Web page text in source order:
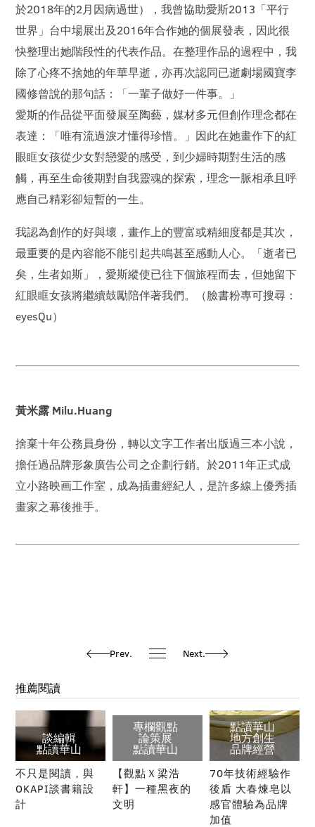
於2018年的2月因病過世），我曾協助愛斯2013「平行
世界」台中場展出及2016年合作她的個展發表，因此很
快整理出她階段性的代表作品。在整理作品的過程中，我
除了心疼不捨她的年華早逝，亦再次認同已逝劇場國寶李
國修曾說的那句話：「一輩子做好一件事。」
愛斯的作品從平面發展至陶藝，媒材多元但創作理念都在
表達：「唯有流過淚才懂得珍惜。」因此在她畫作下的紅
眼眶女孩從少女對戀愛的感受，到少婦時期對生活的感
觸，再至生命後期對自我靈魂的探索，理念一脈相承且呼
應自己精彩卻短暫的一生。
我認為創作的好與壞，畫作上的豐富或精細度都是其次，
最重要的是內容能不能引起共鳴甚至感動人心。「逝者已
矣，生者如斯」，愛斯縱使已往下個旅程而去，但她留下
紅眼眶女孩將繼續鼓勵陪伴著我們。（臉書粉專可搜尋：
eyesQu）
黃米露 Milu.Huang
捨棄十年公務員身份，轉以文字工作者出版過三本小說，
擔任過品牌形象廣告公司之企劃行銷。於2011年正式成
立小路映画工作室，成為插畫經紀人，是許多線上優秀插
畫家之幕後推手。
Prev. Next.
推薦閱讀
談編輯
點讀華山
不只是閱讀，與
OKAPI談書籍設
計
專欄觀點
論策展
點讀華山
【觀點Ｘ梁浩
軒】一種黑夜的
文明
點讀華山
地方創生
品牌經營
70年技術經驗作
後盾 大春煉皂以
感官體驗為品牌
加值